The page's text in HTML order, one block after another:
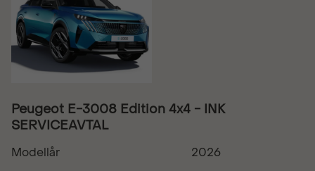
Peugeot E-3008 Edition 4x4 - INK
SERVICEAVTAL
Modellår
2026